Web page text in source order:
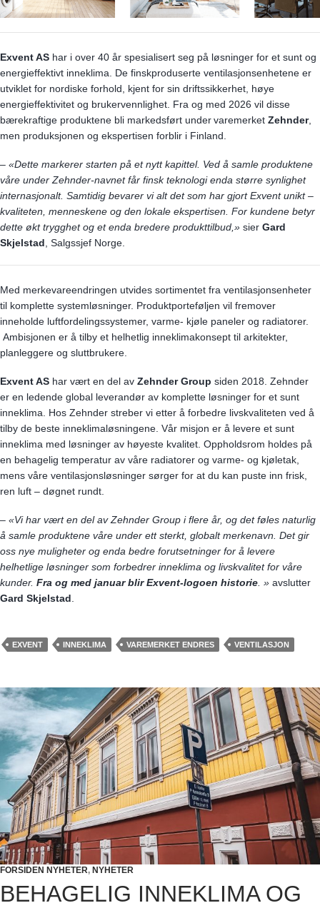
Exvent AS har i over 40 år spesialisert seg på løsninger for et sunt og
energieffektivt inneklima. De finskproduserte ventilasjonsenhetene er
utviklet for nordiske forhold, kjent for sin driftssikkerhet, høye
energieffektivitet og brukervennlighet. Fra og med 2026 vil disse
bærekraftige produktene bli markedsført under varemerket Zehnder,
men produksjonen og ekspertisen forblir i Finland.
– «Dette markerer starten på et nytt kapittel. Ved å samle produktene
våre under Zehnder-navnet får finsk teknologi enda større synlighet
internasjonalt. Samtidig bevarer vi alt det som har gjort Exvent unikt –
kvaliteten, menneskene og den lokale ekspertisen. For kundene betyr
dette økt trygghet og et enda bredere produkttilbud,» sier Gard
Skjelstad , Salgssjef Norge.
Med merkevareendringen utvides sortimentet fra ventilasjonsenheter
til komplette systemløsninger. Produktporteføljen vil fremover
inneholde luftfordelingssystemer, varme- kjøle paneler og radiatorer.
Ambisjonen er å tilby et helhetlig inneklimakonsept til arkitekter,
planleggere og sluttbrukere.
Exvent AS har vært en del av Zehnder Group siden 2018. Zehnder
er en ledende global leverandør av komplette løsninger for et sunt
inneklima. Hos Zehnder streber vi etter å forbedre livskvaliteten ved å
tilby de beste inneklimaløsningene. Vår misjon er å levere et sunt
inneklima med løsninger av høyeste kvalitet. Oppholdsrom holdes på
en behagelig temperatur av våre radiatorer og varme- og kjøletak,
mens våre ventilasjonsløsninger sørger for at du kan puste inn frisk,
ren luft – døgnet rundt.
– «Vi har vært en del av Zehnder Group i flere år, og det føles naturlig
å samle produktene våre under ett sterkt, globalt merkenavn. Det gir
oss nye muligheter og enda bedre forutsetninger for å levere
helhetlige løsninger som forbedrer inneklima og livskvalitet for våre
kunder. Fra og med januar blir Exvent-logoen historie . » avslutter
Gard Skjelstad
EXVENT INNEKLIMA VAREMERKET ENDRES VENTILASJON
FORSIDEN NYHETER, NYHETER
BEHAGELIG INNEKLIMA OG